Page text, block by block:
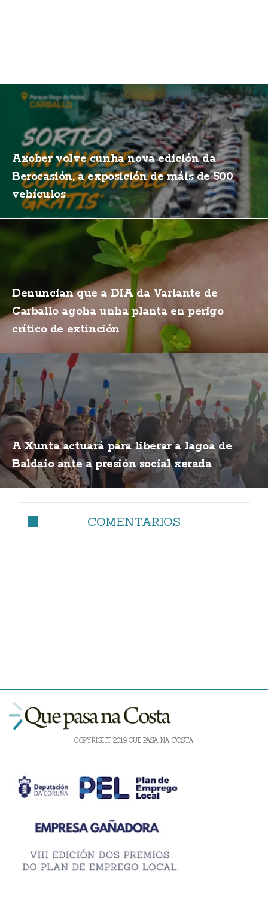
Axober volve cunha nova edición da
Berocasión, a exposición de máis de 500
vehículos
Denuncian que a DIA da Variante de
Carballo agoha unha planta en perigo
crítico de extinción
A Xunta actuará para liberar a lagoa de
Baldaio ante a presión social xerada
COMENTARIOS
COPYRIGHT 2019 QUE PASA NA COSTA